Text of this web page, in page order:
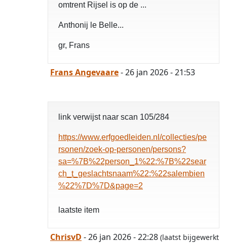
omtrent Rijsel is op de ...
Anthonij le Belle...
gr, Frans
Frans Angevaare- 26 jan 2026 - 21:53
link verwijst naar scan 105/284
https://www.erfgoedleiden.nl/collecties/pe
rsonen/zoek-op-personen/persons?
sa=%7B%22person_1%22:%7B%22sear
ch_t_geslachtsnaam%22:%22salembien
%22%7D%7D&page=2
laatste item
ChrisvD - 26 jan 2026 - 22:28 (laatst bijgewerkt